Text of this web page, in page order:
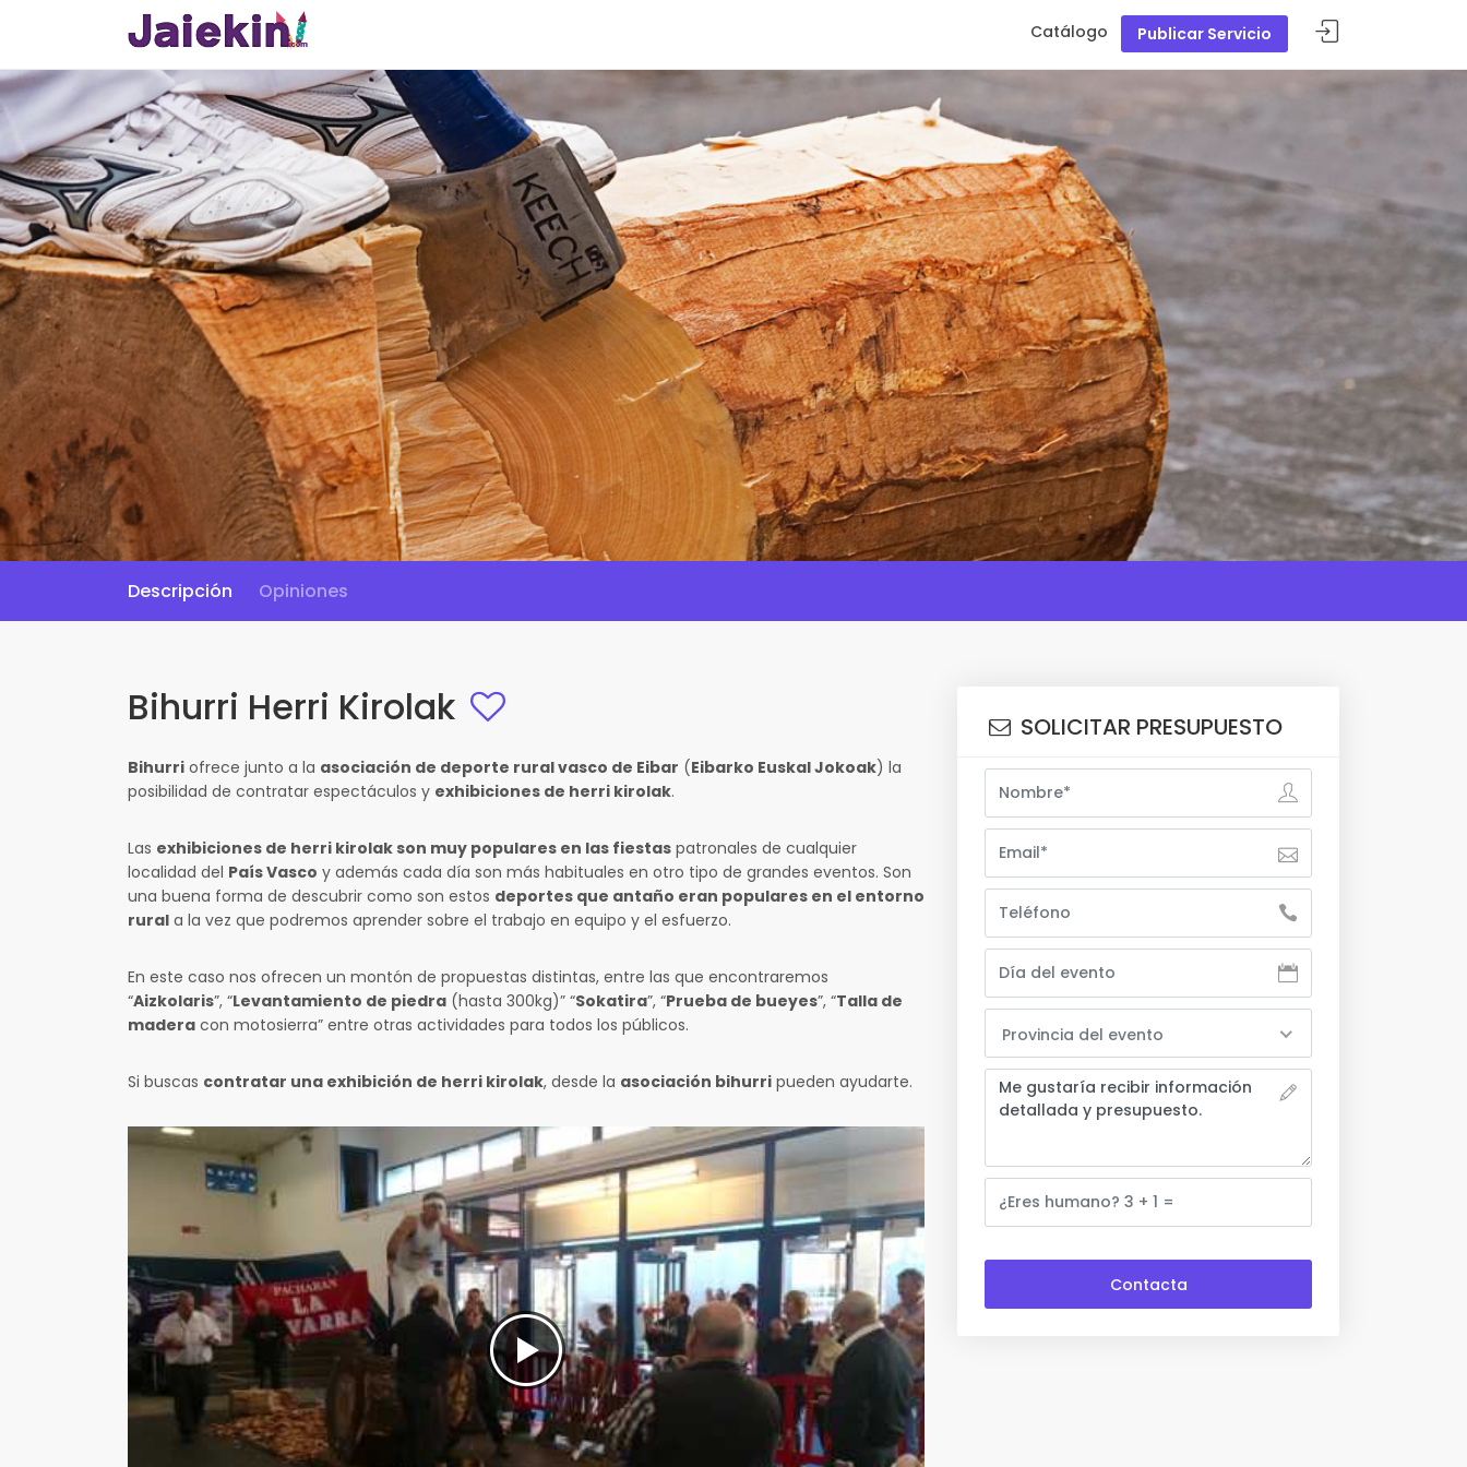
Catálogo Publicar Servicio
Descripción Opiniones
Bihurri Herri Kirolak
Bihurri ofrece junto a la asociación de deporte rural vasco de Eibar (Eibarko Euskal Jokoak) la
posibilidad de contratar espectáculos y exhibiciones de herri kirolak.
Las exhibiciones de herri kirolak son muy populares en las fiestas patronales de cualquier
localidad del País Vasco y además cada día son más habituales en otro tipo de grandes eventos. Son
una buena forma de descubrir como son estos deportes que antaño eran populares en el entorno
rural a la vez que podremos aprender sobre el trabajo en equipo y el esfuerzo.
En este caso nos ofrecen un montón de propuestas distintas, entre las que encontraremos
“Aizkolaris”, “Levantamiento de piedra (hasta 300kg)” “Sokatira”, “Prueba de bueyes”, “Talla de
madera con motosierra” entre otras actividades para todos los públicos.
Si buscas contratar una exhibición de herri kirolak, desde la asociación bihurri pueden ayudarte.
SOLICITAR PRESUPUESTO
Provincia del evento